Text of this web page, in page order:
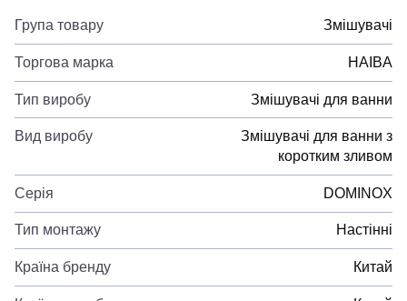
Група товару Змішувачі
Торгова марка HAIBA
Тип виробу Змішувачі для ванни
Вид виробу
Змішувачі для ванни з
коротким зливом
Серія DOMINOX
Тип монтажу Настінні
Країна бренду Китай